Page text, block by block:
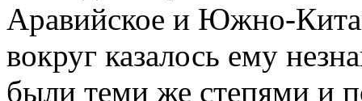
Аравийское и Южно-
вокруг казалось ему
были теми же степями и